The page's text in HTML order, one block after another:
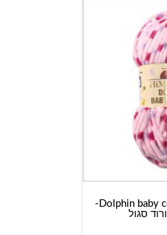
דולפין קולורס- Dolphin baby colors-